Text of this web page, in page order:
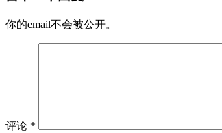
你的email不会被公开。
评论 *